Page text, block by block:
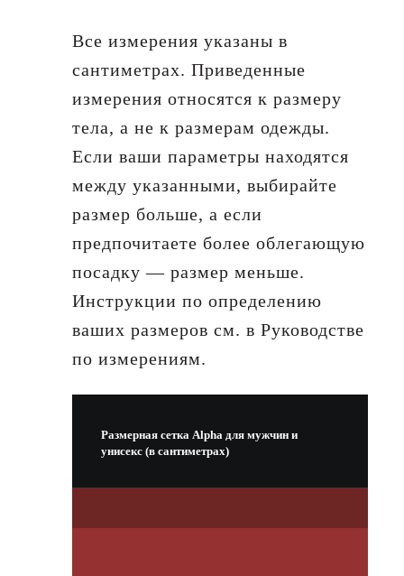
Все измерения указаны в
сантиметрах. Приведенные
измерения относятся к размеру
тела, а не к размерам одежды.
Если ваши параметры находятся
между указанными, выбирайте
размер больше, а если
предпочитаете более облегающую
посадку — размер меньше.
Инструкции по определению
ваших размеров см. в Руководстве
по измерениям.
Размерная сетка Alpha для мужчин и
унисекс (в сантиметрах)